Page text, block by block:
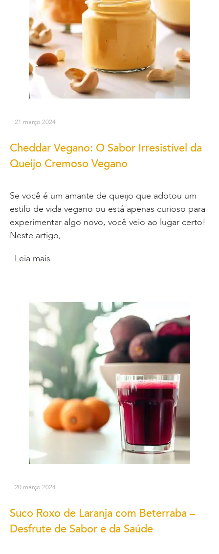
21 março 2024
Cheddar Vegano: O Sabor Irresistível da
Queijo Cremoso Vegano
Se você é um amante de queijo que adotou um
estilo de vida vegano ou está apenas curioso para
experimentar algo novo, você veio ao lugar certo!
Neste artigo,…
Leia mais
20 março 2024
Suco Roxo de Laranja com Beterraba –
Desfrute de Sabor e da Saúde